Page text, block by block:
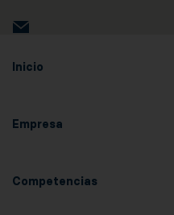
Inicio
Empresa
Competencias